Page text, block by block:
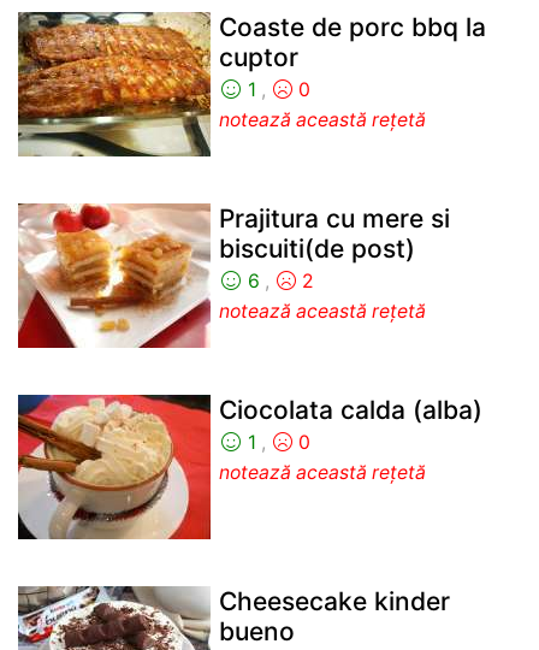
Coaste de porc bbq la
cuptor
1 ,
0
notează această rețetă
Prajitura cu mere si
biscuiti(de post)
6 ,
2
notează această rețetă
Ciocolata calda (alba)
1 ,
0
notează această rețetă
Cheesecake kinder
bueno